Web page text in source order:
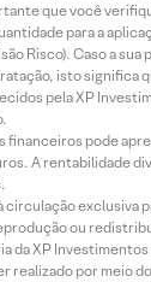
que você
para a
Risco). Caso a
isto significa
pela XP
pode
A rentabilidade
exclusiva
ou
da XP
realizado por meio